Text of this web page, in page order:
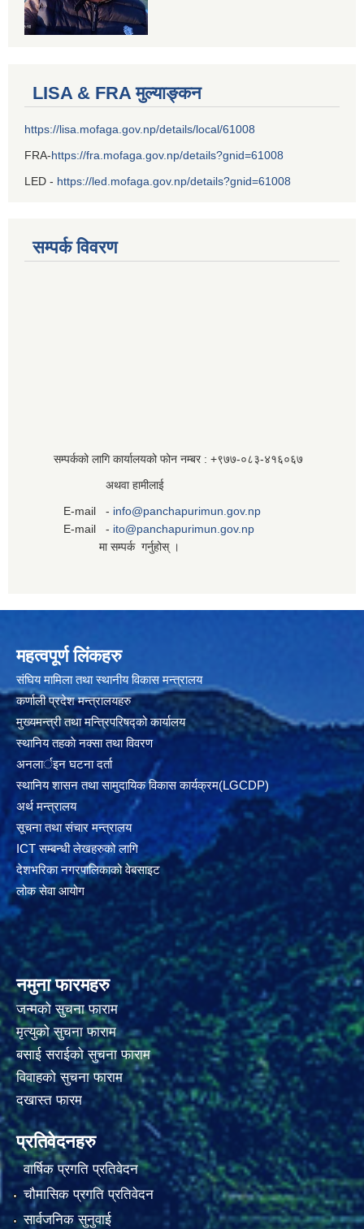
LISA & FRA मुल्याङ्कन
https://lisa.mofaga.gov.np/details/local/61008
FRA-https://fra.mofaga.gov.np/details?gnid=61008
LED - https://led.mofaga.gov.np/details?gnid=61008
सम्पर्क विवरण
सम्पर्कको लागि कार्यालयको फोन नम्बर : +९७७-०८३‍-४१६०६७
अथवा हामीलाई
E-mail - info@panchapurimun.gov.np
E-mail - ito@panchapurimun.gov.np
मा सम्पर्क गर्नुहोस् ।
महत्वपूर्ण लिंकहरु
संघिय मामिला तथा स्थानीय विकास मन्त्रालय
कर्णाली प्रदेश मन्त्रालयहरु
मुख्यमन्त्री तथा मन्त्रिपरिषद्को कार्यालय
स्थानिय तहकाे नक्सा तथा विवरण
अनलार्इन घटना दर्ता
स्थानिय शासन तथा सामुदायिक विकास कार्यक्रम(LGCDP)
अर्थ मन्त्रालय
सूचना तथा संचार मन्त्रालय
ICT सम्बन्धी लेखहरुको लागि
देशभरिका नगरपालिकाको वेबसाइट
लोक सेवा आयोग
नमुना फारमहरु
जन्मको सुचना फाराम
मृत्युको सुचना फाराम
बसाई सराईको सुचना फाराम
विवाहको सुचना फाराम
दखास्त फारम
प्रतिवेदनहरु
वार्षिक प्रगति प्रतिवेदन
चौमासिक प्रगति प्रतिवेदन
सार्वजनिक सुनुवाई